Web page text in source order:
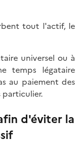
tout l'actif, le
universel ou à
temps légataire
au paiement des
particulier.
d'éviter la